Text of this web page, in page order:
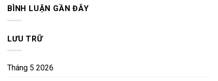
BÌNH LUẬN GẦN ĐÂY
LƯU TRỮ
Tháng 5 2026